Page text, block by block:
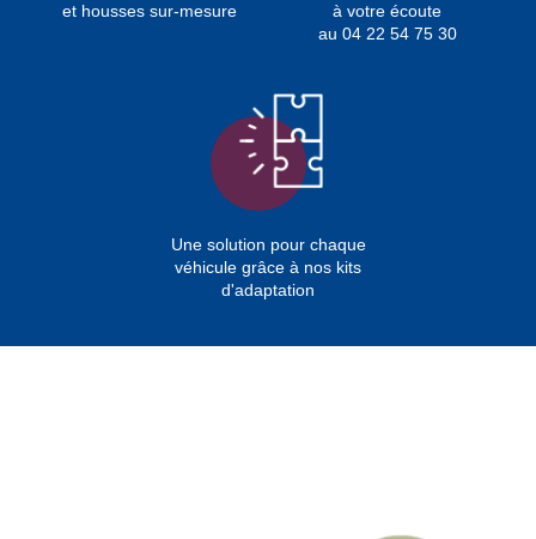
et housses sur-mesure
à votre écoute
au 04 22 54 75 30
Une solution pour chaque
véhicule grâce à nos kits
d'adaptation